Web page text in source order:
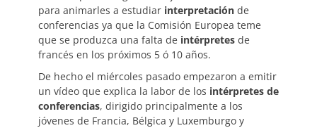
para animarles a estudiar interpretación de
conferencias ya que la Comisión Europea teme
que se produzca una falta de intérpretes de
francés en los próximos 5 ó 10 años.
De hecho el miércoles pasado empezaron a emitir
un vídeo que explica la labor de los intérpretes de
conferencias, dirigido principalmente a los
jóvenes de Francia, Bélgica y Luxemburgo y